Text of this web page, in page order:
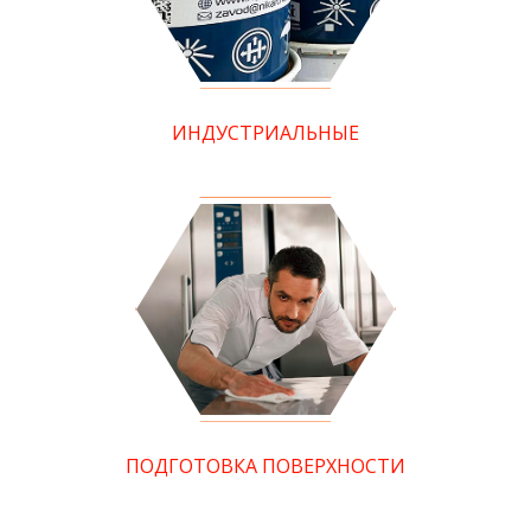
ИНДУСТРИАЛЬНЫЕ
ПОДГОТОВКА ПОВЕРХНОСТИ